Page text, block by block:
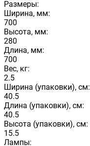
Размеры:
Ширина, мм:
700
Высота, мм:
280
Длина, мм:
700
Вес, кг:
2.5
Ширина (упаковки), см:
40.5
Длина (упаковки), см:
40.5
Высота (упаковки), см:
15.5
Лампы: